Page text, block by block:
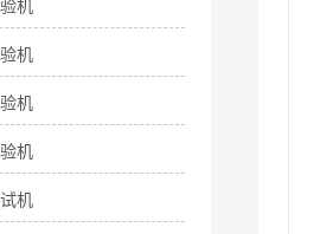
机
机
机
机
机